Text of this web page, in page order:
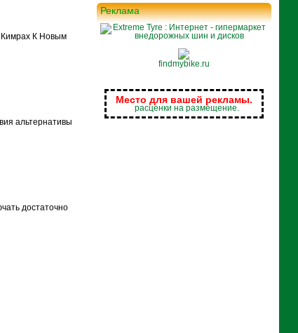
Кимрах К Новым
альтернативы
достаточно
Реклама
findmybike.ru
Место для вашей рекламы.
расценки на размещение.